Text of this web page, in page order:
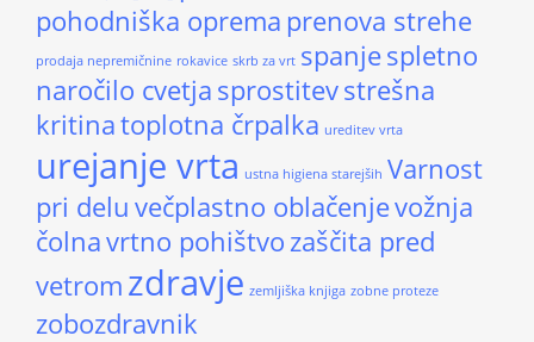
pohodniška oprema prenova strehe
prodaja nepremičnine rokavice skrb za vrt spanjespletno
naročilo cvetja sprostitevstrešna
kritinatoplotna črpalka ureditev vrta
urejanje vrta ustna higiena starejših Varnost
pri delu večplastno oblačenjevožnja
čolnavrtno pohištvo zaščita pred
vetrom zdravje zemljiška knjiga zobne proteze
zobozdravnik